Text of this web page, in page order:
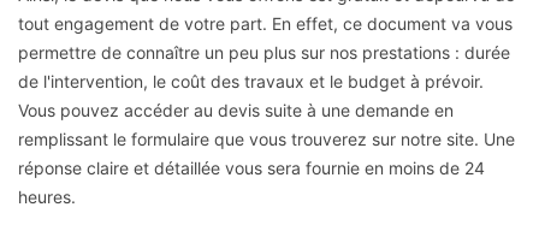
tout engagement de votre part. En effet, ce document va vous
permettre de connaître un peu plus sur nos prestations : durée
de l'intervention, le coût des travaux et le budget à prévoir.
Vous pouvez accéder au devis suite à une demande en
remplissant le formulaire que vous trouverez sur notre site. Une
réponse claire et détaillée vous sera fournie en moins de 24
heures.